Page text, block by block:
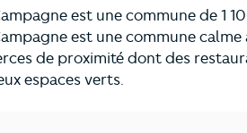
est une commune de 1
est une commune calme
de proximité dont des
espaces verts.